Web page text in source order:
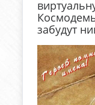
забудут